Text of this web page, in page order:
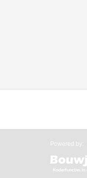
Powered by: